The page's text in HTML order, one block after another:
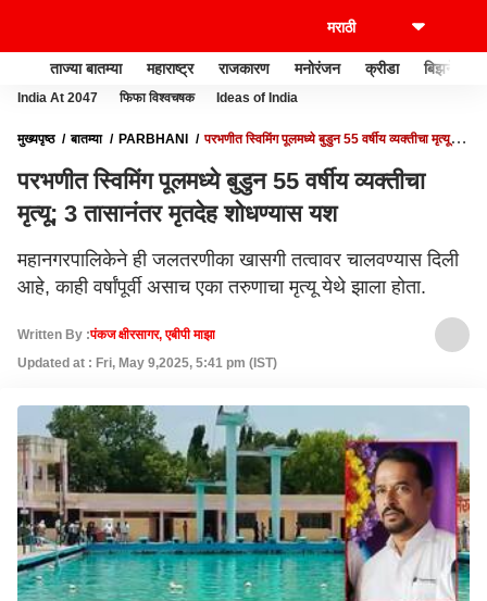
ताज्या बातम्या महाराष्ट्र राजकारण मनोरंजन क्रीडा बिझनेस
India At 2047 फिफा विश्वचषक Ideas of India
मुख्यपृष्ठ बातम्या PARBHANI
परभणीत स्विमिंग पूलमध्ये बुडुन 55 वर्षीय व्यक्तीचा मृत्यू; 3
परभणीत स्विमिंग पूलमध्ये बुडुन 55 वर्षीय व्यक्तीचा
मृत्यू; 3 तासानंतर मृतदेह शोधण्यास यश
महानगरपालिकेने ही जलतरणीका खासगी तत्वावर चालवण्यास दिली
आहे, काही वर्षांपूर्वी असाच एका तरुणाचा मृत्यू येथे झाला होता.
Written By :पंकज क्षीरसागर, एबीपी माझा
Updated at : Fri, May 9,2025, 5:41 pm (IST)